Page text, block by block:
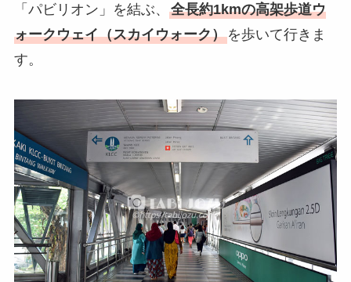
「パビリオン」を結ぶ、 全長約1kmの高架歩道ウ
ォークウェイ（スカイウォーク）を歩いて行きま
す。